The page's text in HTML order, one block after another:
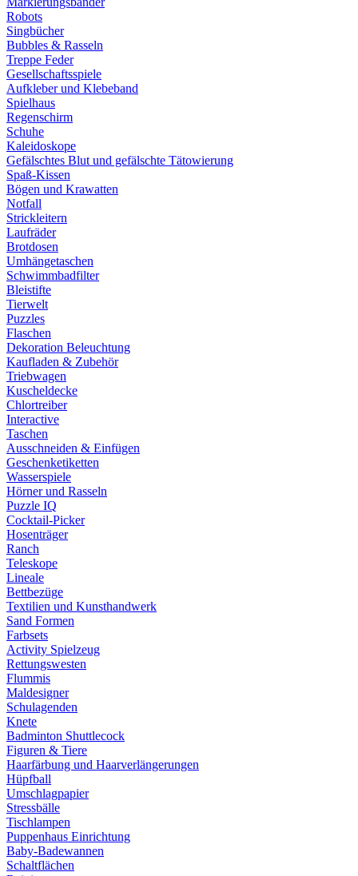
Robots
Singbücher
Bubbles & Rasseln
Treppe Feder
Gesellschaftsspiele
Aufkleber und Klebeband
Spielhaus
Regenschirm
Schuhe
Kaleidoskope
Gefälschtes Blut und gefälschte Tätowierung
Spaß-Kissen
Bögen und Krawatten
Notfall
Strickleitern
Laufräder
Brotdosen
Umhängetaschen
Schwimmbadfilter
Bleistifte
Tierwelt
Puzzles
Flaschen
Dekoration Beleuchtung
Kaufladen & Zubehör
Triebwagen
Kuscheldecke
Chlortreiber
Interactive
Taschen
Ausschneiden & Einfügen
Geschenketiketten
Wasserspiele
Hörner und Rasseln
Puzzle IQ
Cocktail-Picker
Hosenträger
Ranch
Teleskope
Lineale
Bettbezüge
Textilien und Kunsthandwerk
Sand Formen
Farbsets
Activity Spielzeug
Rettungswesten
Flummis
Maldesigner
Schulagenden
Knete
Badminton Shuttlecock
Figuren & Tiere
Haarfärbung und Haarverlängerungen
Hüpfball
Umschlagpapier
Stressbälle
Tischlampen
Puppenhaus Einrichtung
Baby-Badewannen
Schaltflächen